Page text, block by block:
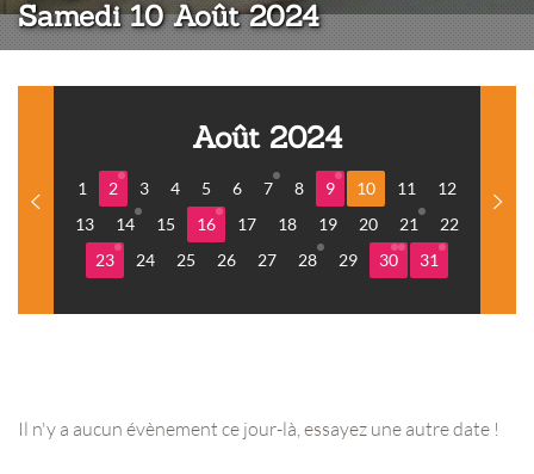
Samedi 10 Août 2024
Août 2024
1 2 3 4 5 6 7 8 9 10 11
12
13
14 15 16 17 18 19 20 21
22
23
24 25 26 27 28 29 30 31
Il n'y a aucun évènement ce jour-là, essayez une autre date !